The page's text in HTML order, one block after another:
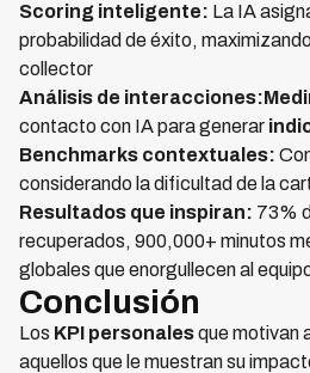
Scoring inteligente: La IA
probabilidad de éxito,
collector
Análisis de
contacto con IA para generar
Benchmarks contextuales:
considerando la dificultad de la
Resultados que inspiran: 73%
recuperados, 900,000+ minutos
globales que enorgullecen al
Conclusión
Los KPI personalesque motivan
aquellos que le muestran su